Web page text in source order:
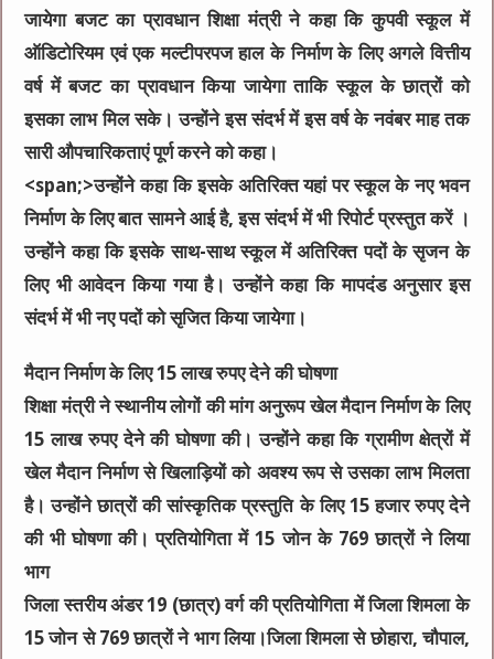
जायेगा बजट का प्रावधान शिक्षा मंत्री ने कहा कि कुपवी स्कूल में
ऑडिटोरियम एवं एक मल्टीपरपज हाल के निर्माण के लिए अगले वित्तीय
वर्ष में बजट का प्रावधान किया जायेगा ताकि स्कूल के छात्रों को
इसका लाभ मिल सके। उन्होंने इस संदर्भ में इस वर्ष के नवंबर माह तक
सारी औपचारिकताएं पूर्ण करने को कहा।
<span;>उन्होंने कहा कि इसके अतिरिक्त यहां पर स्कूल के नए भवन
निर्माण के लिए बात सामने आई है, इस संदर्भ में भी रिपोर्ट प्रस्तुत करें ।
उन्होंने कहा कि इसके साथ-साथ स्कूल में अतिरिक्त पदों के सृजन के
लिए भी आवेदन किया गया है। उन्होंने कहा कि मापदंड अनुसार इस
संदर्भ में भी नए पदों को सृजित किया जायेगा।
मैदान निर्माण के लिए 15 लाख रुपए देने की घोषणा
शिक्षा मंत्री ने स्थानीय लोगों की मांग अनुरूप खेल मैदान निर्माण के लिए
15 लाख रुपए देने की घोषणा की। उन्होंने कहा कि ग्रामीण क्षेत्रों में
खेल मैदान निर्माण से खिलाड़ियों को अवश्य रूप से उसका लाभ मिलता
है। उन्होंने छात्रों की सांस्कृतिक प्रस्तुति के लिए 15 हजार रुपए देने
की भी घोषणा की। प्रतियोगिता में 15 जोन के 769 छात्रों ने लिया
भाग
जिला स्तरीय अंडर 19 (छात्र) वर्ग की प्रतियोगिता में जिला शिमला के
15 जोन से 769 छात्रों ने भाग लिया।जिला शिमला से छोहारा, चौपाल,